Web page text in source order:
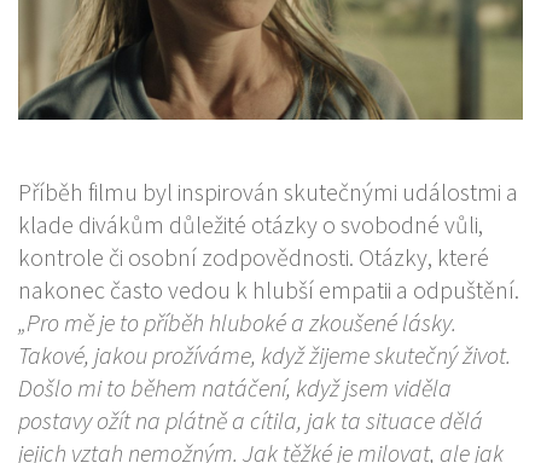
Příběh filmu byl inspirován skutečnými událostmi a
klade divákům důležité otázky o svobodné vůli,
kontrole či osobní zodpovědnosti. Otázky, které
nakonec často vedou k hlubší empatii a odpuštění.
„Pro mě je to příběh hluboké a zkoušené lásky.
Takové, jakou prožíváme, když žijeme skutečný život.
Došlo mi to během natáčení, když jsem viděla
postavy ožít na plátně a cítila, jak ta situace dělá
jejich vztah nemožným. Jak těžké je milovat, ale jak